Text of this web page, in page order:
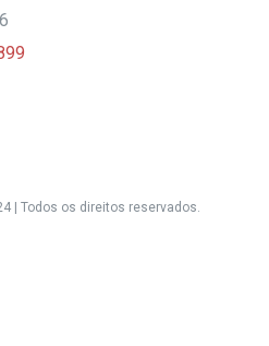
| Todos os direitos reservados.